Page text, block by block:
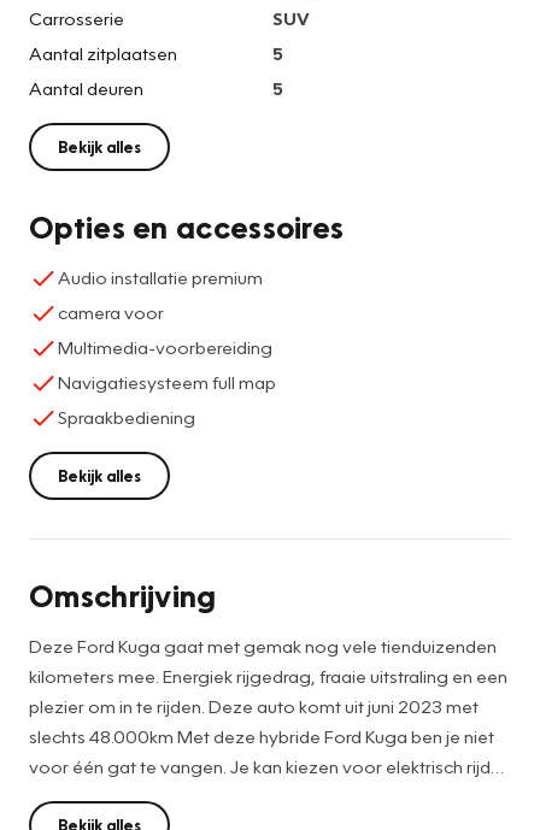
Carrosserie
SUV
Aantal zitplaatsen
5
Aantal deuren
5
Bekijk alles
Opties en accessoires
Audio installatie premium
camera voor
Multimedia-voorbereiding
Navigatiesysteem full map
Spraakbediening
Bekijk alles
Omschrijving
Deze Ford Kuga gaat met gemak nog vele tienduizenden
kilometers mee. Energiek rijgedrag, fraaie uitstraling en een
plezier om in te rijden. Deze auto komt uit juni 2023 met
slechts 48.000km Met deze hybride Ford Kuga ben je niet
voor één gat te vangen. Je kan kiezen voor elektrisch rijden
of benzine. Met de voordelen van allebei. Tijdens gure
Bekijk alles